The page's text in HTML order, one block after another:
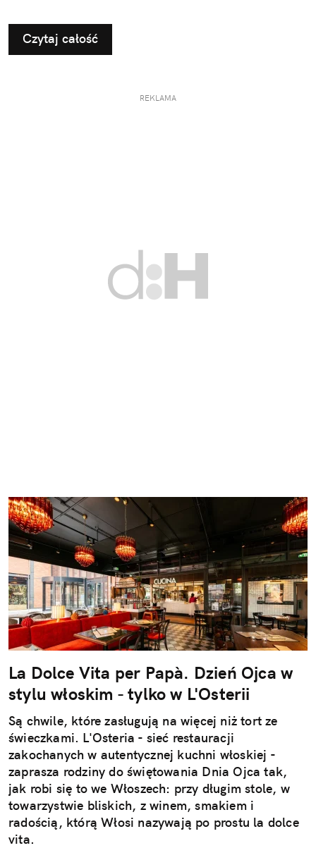
Czytaj całość
REKLAMA
La Dolce Vita per Papà. Dzień Ojca w
stylu włoskim - tylko w L'Osterii
Są chwile, które zasługują na więcej niż tort ze
świeczkami. L'Osteria - sieć restauracji
zakochanych w autentycznej kuchni włoskiej -
zaprasza rodziny do świętowania Dnia Ojca tak,
jak robi się to we Włoszech: przy długim stole, w
towarzystwie bliskich, z winem, smakiem i
radością, którą Włosi nazywają po prostu la dolce
vita.